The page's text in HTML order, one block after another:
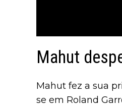
Mahut
Mahut fez a sua
se em Roland